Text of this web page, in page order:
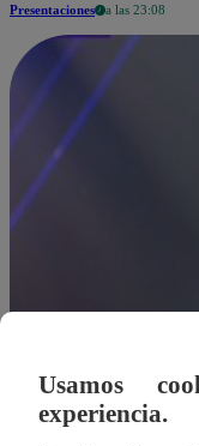
Presentaciones a las 23:08
Usamos
experiencia.